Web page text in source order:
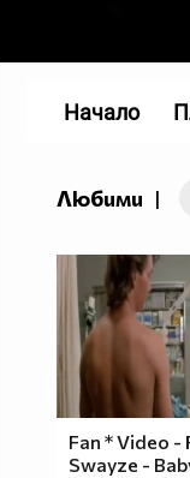
Любими |
Fan * Video -
Swayze -
Начало